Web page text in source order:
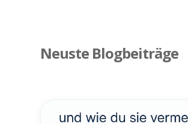
Neuste Blogbeiträge